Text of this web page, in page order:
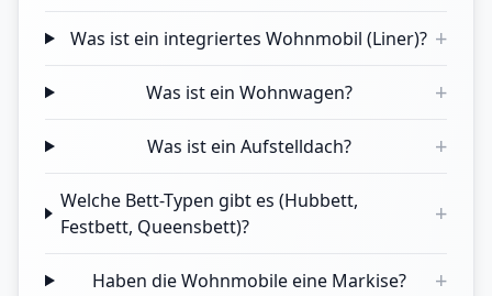
Was ist ein integriertes Wohnmobil (Liner)? +
Was ist ein Wohnwagen? +
Was ist ein Aufstelldach? +
Welche Bett-Typen gibt es (Hubbett,
Festbett, Queensbett)?
+
Haben die Wohnmobile eine Markise? +